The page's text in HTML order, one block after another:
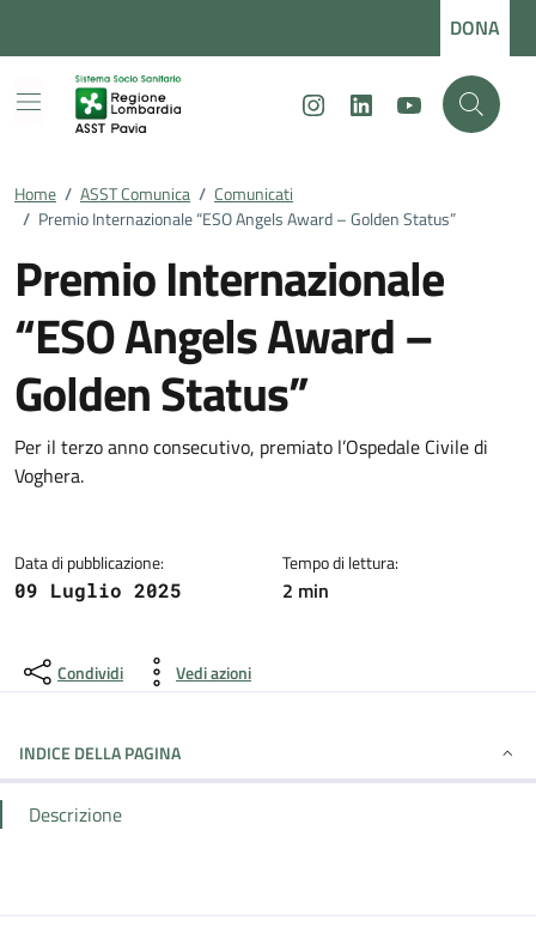
DONA
InstagramLinkedInYoutube
Home / ASST Comunica / Comunicati
/ Premio Internazionale “ESO Angels Award – Golden Status”
Premio Internazionale
“ESO Angels Award –
Golden Status”
Dettagli della notizia
Per il terzo anno consecutivo, premiato l’Ospedale Civile di
Voghera.
Data di pubblicazione:
09 Luglio 2025
Tempo di lettura:
2 min
Condividi Vedi azioni
INDICE DELLA PAGINA
Descrizione